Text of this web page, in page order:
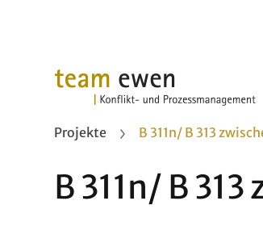
Projekte B 311n/ B 313
B 311n/ B